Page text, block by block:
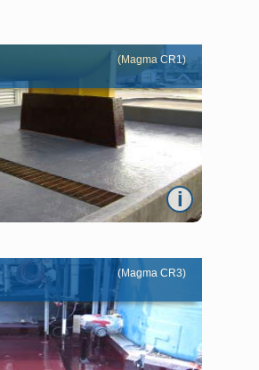
i
(Magma CR1)
(Magma CR3)